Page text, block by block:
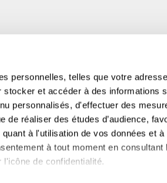
personnelles, telles que votre
et accéder à des informations
personnalisés, d'effectuer des
de réaliser des études d’audience,
à l'utilisation de vos données et à
à tout moment en consultant
de confidentialité.
des cadeaux gratuits et
et donnez votre